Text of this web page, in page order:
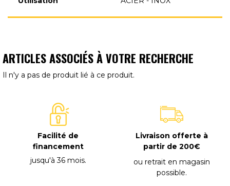
ARTICLES ASSOCIÉS À VOTRE RECHERCHE
Il n'y a pas de produit lié à ce produit.
Facilité de
financement
jusqu'à 36 mois.
Livraison offerte à
partir de 200€
ou retrait en magasin
possible.